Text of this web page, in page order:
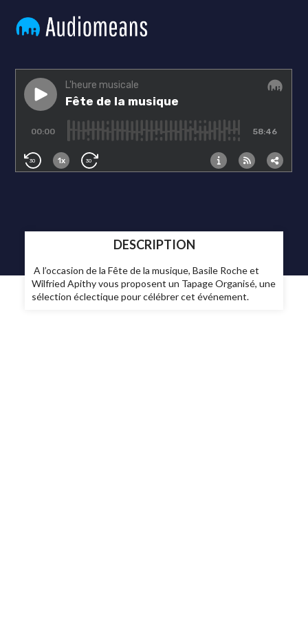
DESCRIPTION
A l’occasion de la Fête de la musique, Basile Roche et
Wilfried Apithy vous proposent un Tapage Organisé, une
sélection éclectique pour célébrer cet événement.